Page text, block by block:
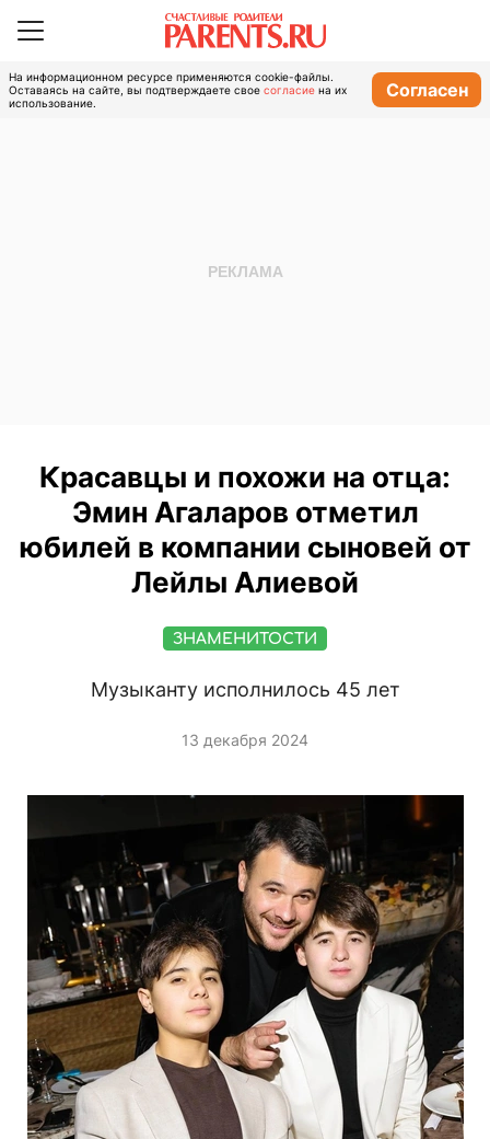
На информационном ресурсе применяются cookie-файлы.
Оставаясь на сайте, вы подтверждаете свое согласие на их
использование.
Согласен
Красавцы и похожи на отца:
Эмин Агаларов отметил
юбилей в компании сыновей от
Лейлы Алиевой
ЗНАМЕНИТОСТИ
Музыканту исполнилось 45 лет
13 декабря 2024